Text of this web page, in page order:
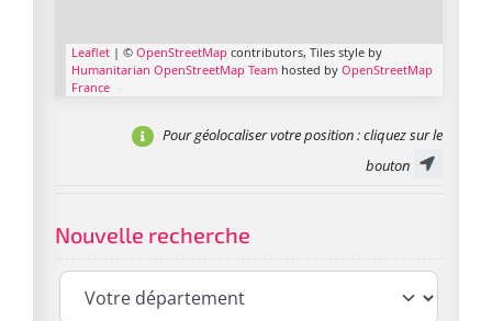
Leaflet | © OpenStreetMap contributors, Tiles style by
Humanitarian OpenStreetMap Team hosted by OpenStreetMap
France
Pour géolocaliser votre position: cliquez sur le
bouton
Nouvelle recherche